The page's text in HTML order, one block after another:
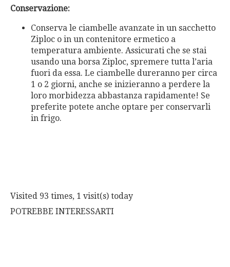
Conservazione:
Conserva le ciambelle avanzate in un sacchetto
Ziploc o in un contenitore ermetico a
temperatura ambiente. Assicurati che se stai
usando una borsa Ziploc, spremere tutta l’aria
fuori da essa. Le ciambelle dureranno per circa
1 o 2 giorni, anche se inizieranno a perdere la
loro morbidezza abbastanza rapidamente! Se
preferite potete anche optare per conservarli
in frigo.
Visited 93 times, 1 visit(s) today
POTREBBE INTERESSARTI